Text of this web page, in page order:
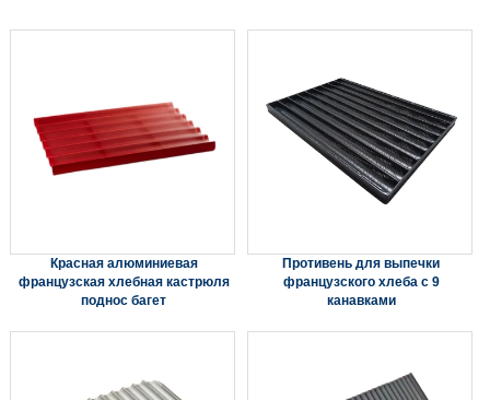
Красная алюминиевая
французская хлебная кастрюля
поднос багет
Противень для выпечки
французского хлеба с 9
канавками